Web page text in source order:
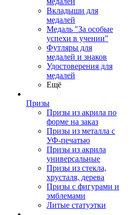
Вкладыши для
медалей
Медаль "За особые
успехи в учении"
Футляры для
медалей и знаков
Удостоверения для
медалей
Ещё
Призы
Призы из акрила по
форме на заказ
Призы из металла с
УФ-печатью
Призы из акрила
универсальные
Призы из стекла,
хрусталя, дерева
Призы с фигурами и
эмблемами
Литые статуэтки